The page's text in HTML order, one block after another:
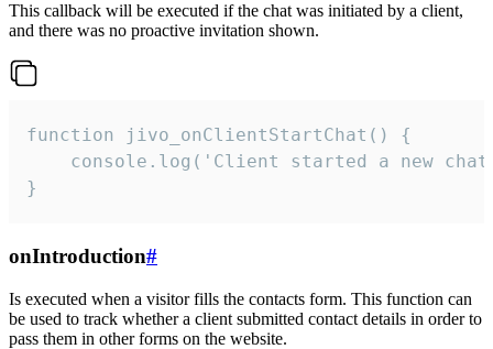
This callback will be executed if the chat was initiated by a client,
and there was no proactive invitation shown.
function jivo_onClientStartChat() {
console.log('Client started a new
}
onIntroduction#
Is executed when a visitor fills the contacts form. This function can
be used to track whether a client submitted contact details in order to
pass them in other forms on the website.